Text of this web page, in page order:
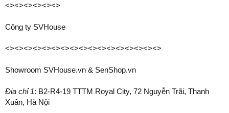
<><><><><><>
Công ty SVHouse
<><><><><><><><><><><><><><><><><>
Showroom SVHouse.vn & SenShop.vn
Địa chỉ 1: B2-R4-19 TTTM Royal City, 72 Nguyễn Trãi, Thanh
Xuân, Hà Nội